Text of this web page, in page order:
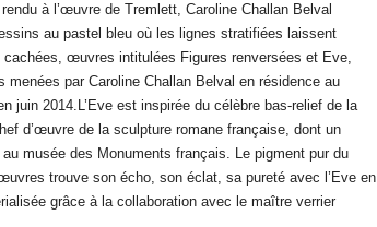
à l’œuvre de Tremlett, Caroline Challan Belval
au pastel bleu où les lignes stratifiées laissent
cachées, œuvres intitulées Figures renversées et Eve,
menées par Caroline Challan Belval en résidence au
juin 2014.L’Eve est inspirée du célèbre bas-relief de la
d’œuvre de la sculpture romane française, dont un
musée des Monuments français. Le pigment pur du
trouve son écho, son éclat, sa pureté avec l’Eve en
grâce à la collaboration avec le maître verrier